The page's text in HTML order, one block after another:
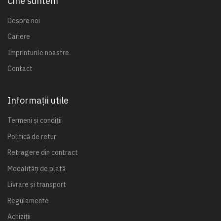
Despre noi
Cariere
Imprinturile noastre
Contact
Informații utile
Termeni și condiții
Politică de retur
Retragere din contract
Modalități de plată
Livrare și transport
Regulamente
Achiziții